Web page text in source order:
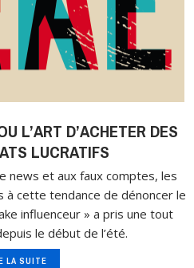
L’ART D’ACHETER DES
LUCRATIFS
news et aux faux comptes, les
à cette tendance de dénoncer le
influenceur » a pris une tout
le début de l’été.
LA SUITE